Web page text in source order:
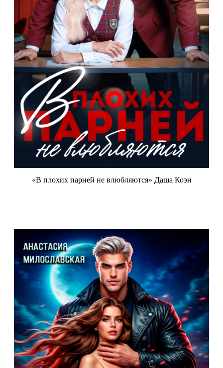
«В плохих парней не влюбляются» Даша Коэн